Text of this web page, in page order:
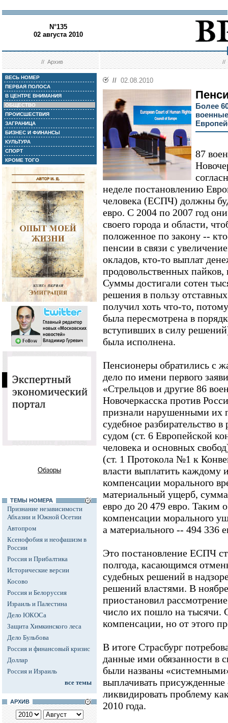
N°135
02 августа 2010
//Архив //
ВЕСЬ НОМЕР
ПЕРВАЯ ПОЛОСА
В ЦЕНТРЕ ВНИМАНИЯ
ОБЩЕСТВО
ПРОИСШЕСТВИЯ
ЗАГРАНИЦА
БИЗНЕС И ФИНАНСЫ
КУЛЬТУРА
СПОРТ
КРОМЕ ТОГО
Обзоры
ТЕМЫ НОМЕРА
Признание независимости
Абхазии и Южной Осетии
Автопром
Ксенофобия и неофашизм в
России
Россия и Прибалтика
Исторические версии
Косово
Россия и Белоруссия
Израиль и Палестина
Дело ЮКОСа
Защита Химкинского леса
Дело Бульбова
Россия и финансовый кризис
Доллар
Россия и Израиль
все темы
АРХИВ
// 02.08.2010
Более
87
неделе постановлению
человека (ЕСПЧ) должны
евро. С 2004 по 2007 год
своего города и области,
положенное по закону --
пенсии в связи с
окладов, кто-то выплат
продовольственных пайков,
Суммы достигали сотен
решения в пользу
получил хоть что-то,
была пересмотрена в
вступивших в силу
была исполнена.
Пенсионеры обратились с
дело по имени первого
«Стрельцов и другие 86
Новочеркасска против
признали нарушенными их
судебное разбирательство
судом (ст. 6 Европейской
человека и основных
(ст. 1 Протокола №1 к
власти выплатить каждому
компенсации морального
материальный ущерб, сумма
евро до 20 479 евро. Таким
компенсации морального
а материального -- 494 336
Это постановление ЕСПЧ
полгода, касающимся
судебных решений в
решений властями. В
приостановил
число их пошло на тысячи.
компенсации, но от этого
В итоге Страсбург
данные ими обязанности в
были названы
выплачивать
ликвидировать проблему
2010 года.